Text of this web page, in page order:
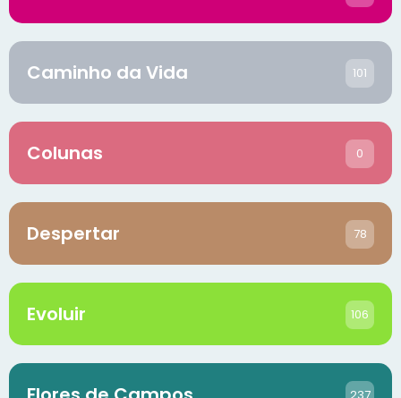
Caminho da Vida 101
Colunas 0
Despertar 78
Evoluir 106